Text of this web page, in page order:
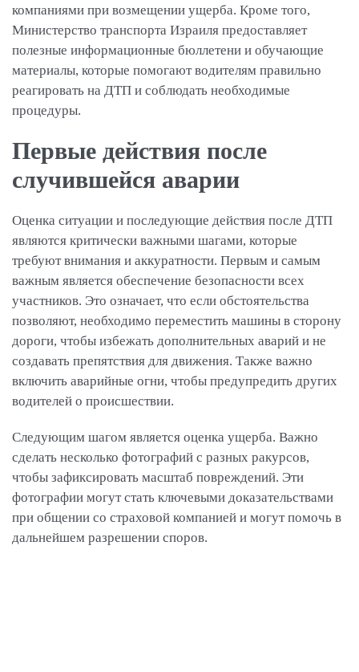
компаниями при возмещении ущерба. Кроме того,
Министерство транспорта Израиля предоставляет
полезные информационные бюллетени и обучающие
материалы, которые помогают водителям правильно
реагировать на ДТП и соблюдать необходимые
процедуры.
Первые действия после
случившейся аварии
Оценка ситуации и последующие действия после ДТП
являются критически важными шагами, которые
требуют внимания и аккуратности. Первым и самым
важным является обеспечение безопасности всех
участников. Это означает, что если обстоятельства
позволяют, необходимо переместить машины в сторону
дороги, чтобы избежать дополнительных аварий и не
создавать препятствия для движения. Также важно
включить аварийные огни, чтобы предупредить других
водителей о происшествии.
Следующим шагом является оценка ущерба. Важно
сделать несколько фотографий с разных ракурсов,
чтобы зафиксировать масштаб повреждений. Эти
фотографии могут стать ключевыми доказательствами
при общении со страховой компанией и могут помочь в
дальнейшем разрешении споров.